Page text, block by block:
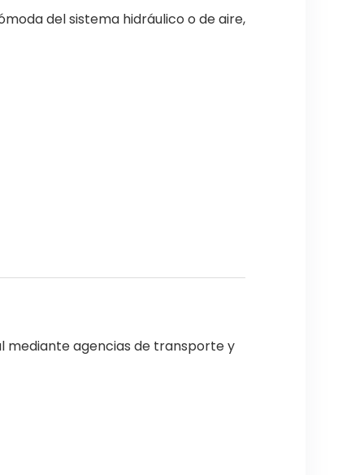
del sistema hidráulico o de aire,
mediante agencias de transporte y